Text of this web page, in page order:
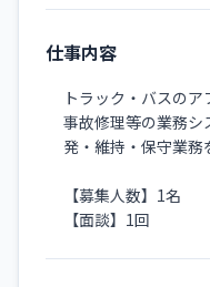
仕事内容
トラック・バスのア
事故修理等の業務
発・維持・保守業務
【募集人数】1名
【面談】1回